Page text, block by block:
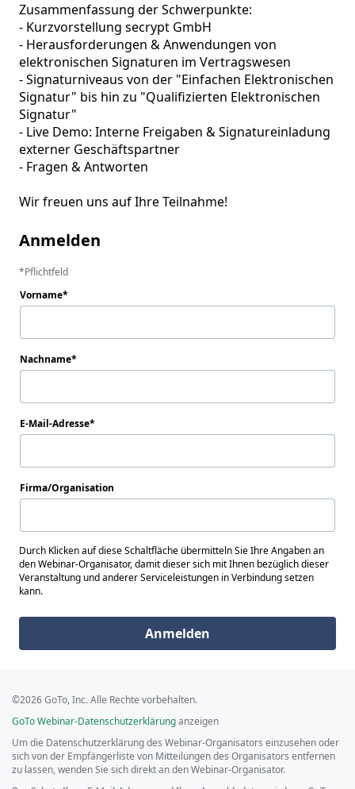
Zusammenfassung der Schwerpunkte:
- Kurzvorstellung secrypt GmbH
- Herausforderungen & Anwendungen von
elektronischen Signaturen im Vertragswesen
- Signaturniveaus von der "Einfachen Elektronischen
Signatur" bis hin zu "Qualifizierten Elektronischen
Signatur"
- Live Demo: Interne Freigaben & Signatureinladung
externer Geschäftspartner
- Fragen & Antworten
Wir freuen uns auf Ihre Teilnahme!
Anmelden
Pflichtfeld
Vorname
Nachname
E-Mail-Adresse
Firma/Organisation
Durch Klicken auf diese Schaltfläche übermitteln Sie Ihre Angaben an
den Webinar-Organisator, damit dieser sich mit Ihnen bezüglich dieser
Veranstaltung und anderer Serviceleistungen in Verbindung setzen
kann.
Anmelden
©2026 GoTo, Inc. Alle Rechte vorbehalten.
GoTo Webinar-Datenschutzerklärunganzeigen
Um die Datenschutzerklärung des Webinar-Organisators einzusehen oder
sich von der Empfängerliste von Mitteilungen des Organisators entfernen
zu lassen, wenden Sie sich direkt an den Webinar-Organisator.